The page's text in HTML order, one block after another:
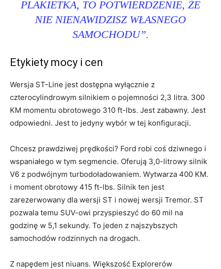
PLAKIETKA, TO POTWIERDZENIE, ŻE
NIE NIENAWIDZISZ WŁASNEGO
SAMOCHODU”.
Etykiety mocy i cen
Wersja ST-Line jest dostępna wyłącznie z
czterocylindrowym silnikiem o pojemności 2,3 litra. 300
KM momentu obrotowego 310 ft-lbs. Jest zabawny. Jest
odpowiedni. Jest to jedyny wybór w tej konfiguracji.
Chcesz prawdziwej prędkości? Ford robi coś dziwnego i
wspaniałego w tym segmencie. Oferują 3,0-litrowy silnik
V6 z podwójnym turbodoładowaniem. Wytwarza 400 KM.
i moment obrotowy 415 ft-lbs. Silnik ten jest
zarezerwowany dla wersji ST i nowej wersji Tremor. ST
pozwala temu SUV-owi przyspieszyć do 60 mil na
godzinę w 5,1 sekundy. To jeden z najszybszych
samochodów rodzinnych na drogach.
Z napędem jest niuans. Większość Explorerów